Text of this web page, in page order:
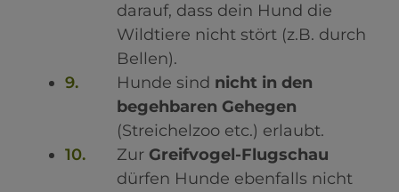
darauf, dass dein Hund die
Wildtiere nicht stört (z.B. durch
Bellen).
Hunde sind nicht in den
begehbaren Gehegen
(Streichelzoo etc.) erlaubt.
Zur Greifvogel-Flugschau
dürfen Hunde ebenfalls nicht